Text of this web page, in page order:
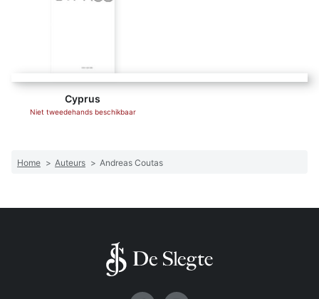
Cyprus
Niet tweedehands beschikbaar
Home > Auteurs > Andreas Coutas